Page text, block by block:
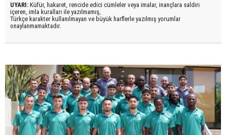
UYARI: Küfür, hakaret, rencide edici cümleler veya imalar, inançlara saldırı
içeren, imla kuralları ile yazılmamış,
Türkçe karakter kullanılmayan ve büyük harflerle yazılmış yorumlar
onaylanmamaktadır.